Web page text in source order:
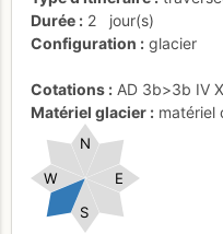
Durée
2
jour(s)
Configuration
glacier
Cotations AD 3b>3b IV
Matériel glacier
matériel
E
W
S
N